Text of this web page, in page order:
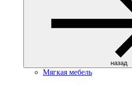
назад
Мягкая мебель